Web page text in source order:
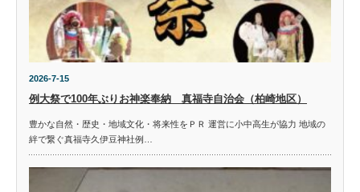
2026-7-15
例大祭で100年ぶりお神楽奉納 真福寺自治会（柏崎地区）
豊かな自然・歴史・地域文化・将来性をＰＲ 運営に小中高生が協力 地域の
絆で繋ぐ真福寺久伊豆神社例…